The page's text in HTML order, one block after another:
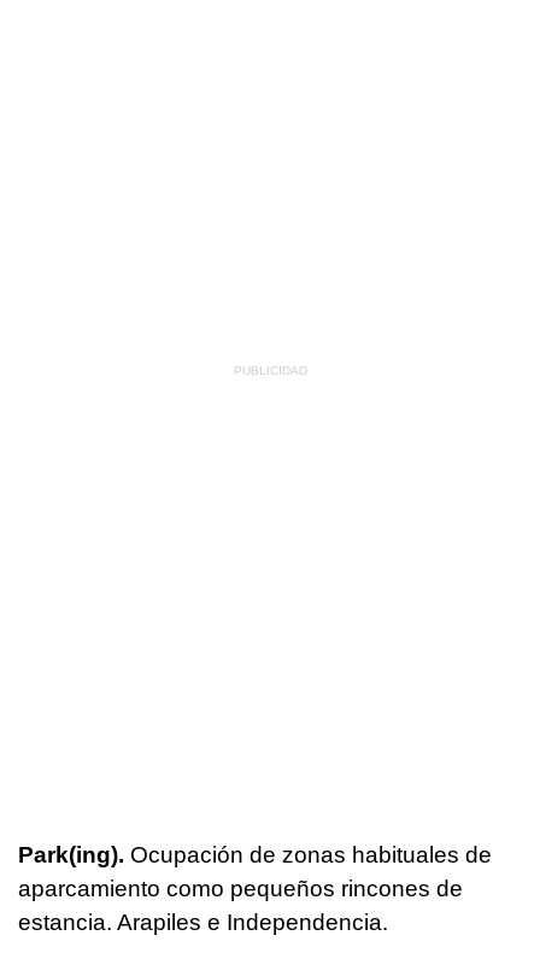
Park(ing). Ocupación de zonas habituales de
aparcamiento como pequeños rincones de
estancia. Arapiles e Independencia.